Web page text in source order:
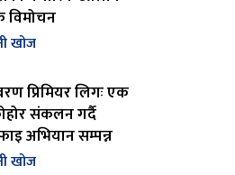
विमोचन
खोज
प्रिमियर लिगः एक
संकलन गर्दै
अभियान सम्पन्न
खोज